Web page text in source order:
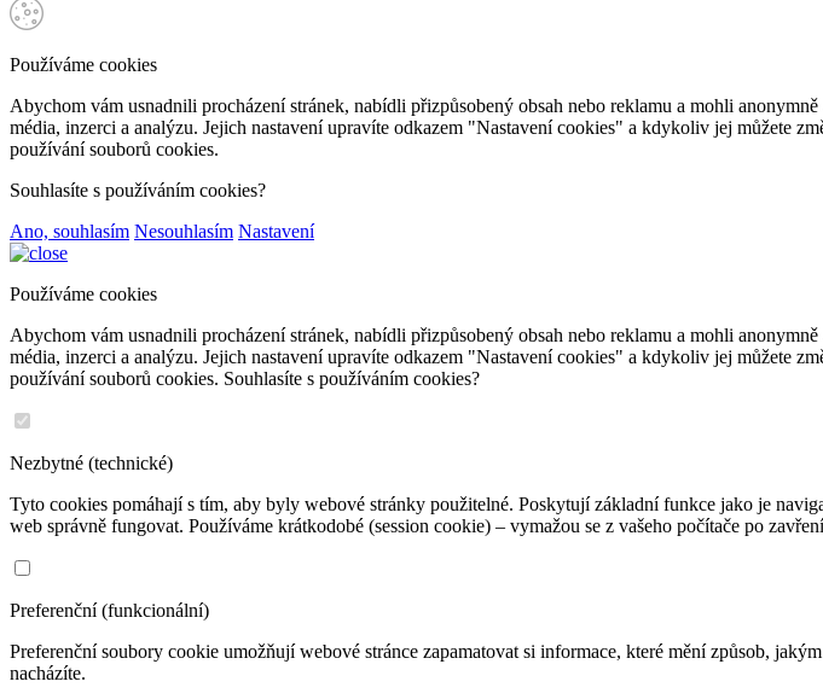
Používáme cookies
Abychom vám usnadnili procházení stránek, nabídli přizpůsobený obsah nebo reklamu a mohli
média, inzerci a analýzu. Jejich nastavení upravíte odkazem "Nastavení cookies" a kdykoliv jej můžete
používání souborů cookies.
Souhlasíte s používáním cookies?
Ano, souhlasím Nesouhlasím Nastavení
Používáme cookies
Abychom vám usnadnili procházení stránek, nabídli přizpůsobený obsah nebo reklamu a mohli
média, inzerci a analýzu. Jejich nastavení upravíte odkazem "Nastavení cookies" a kdykoliv jej můžete
používání souborů cookies. Souhlasíte s používáním cookies?
Nezbytné (technické)
Tyto cookies pomáhají s tím, aby byly webové stránky použitelné. Poskytují základní funkce jako je
web správně fungovat. Používáme krátkodobé (session cookie) – vymažou se z vašeho počítače po
Preferenční (funkcionální)
Preferenční soubory cookie umožňují webové stránce zapamatovat si informace, které mění způsob,
nacházíte.